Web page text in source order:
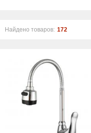
Найдено товаров: 172